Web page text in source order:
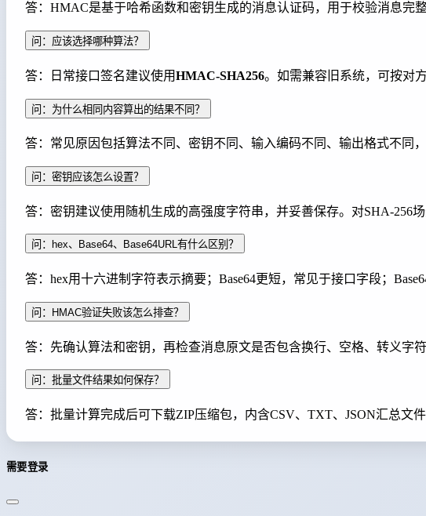
答：HMAC是基于哈希函数和密钥生成的消息认证码，用于校验消息完
问：应该选择哪种算法？
答：日常接口签名建议使用HMAC-SHA256。如需兼容旧系统，可按对
问：为什么相同内容算出的结果不同？
答：常见原因包括算法不同、密钥不同、输入编码不同、输出格式不同
问：密钥应该怎么设置？
答：密钥建议使用随机生成的高强度字符串，并妥善保存。对SHA-256
问：hex、Base64、Base64URL有什么区别？
答：hex用十六进制字符表示摘要；Base64更短，常见于接口字段；
问：HMAC验证失败该怎么排查？
答：先确认算法和密钥，再检查消息原文是否包含换行、空格、转义字
问：批量文件结果如何保存？
答：批量计算完成后可下载ZIP压缩包，内含CSV、TXT、JSON汇总文
需要登录